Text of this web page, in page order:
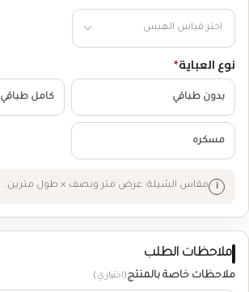
نوع العباية*
بدون طباقي كامل طباقي
مسكره
مقاس الشيلة: عرض متر ونصف × طول مترين.
ملاحظات الطلب
ملاحظات خاصة بالمنتج(اختياري)